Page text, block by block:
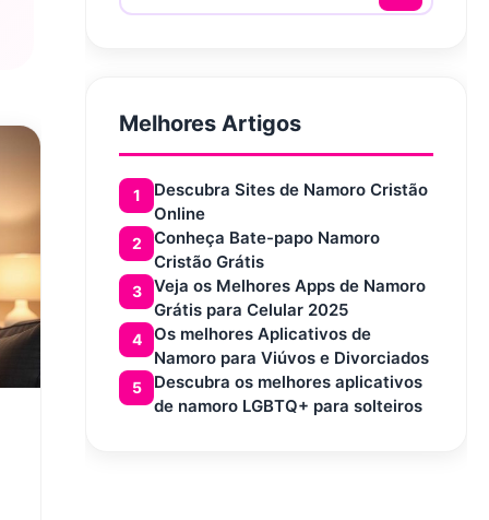
Melhores Artigos
1
Descubra Sites de Namoro Cristão
Online
2
Conheça Bate-papo Namoro
Cristão Grátis
3
Veja os Melhores Apps de Namoro
Grátis para Celular 2025
4
Os melhores Aplicativos de
Namoro para Viúvos e Divorciados
5
Descubra os melhores aplicativos
de namoro LGBTQ+ para solteiros